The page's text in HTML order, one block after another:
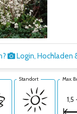
Login, Hochladen
Standort Max.
1,5